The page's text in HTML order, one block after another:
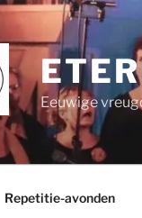
Eeuwige
Repetitie-avonden